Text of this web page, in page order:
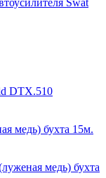
Swat
DTX.510
медь) бухта 15м.
медь) бухта